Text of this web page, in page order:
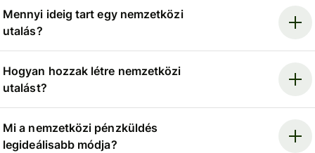
Mennyi ideig tart egy nemzetközi
utalás?
Hogyan hozzak létre nemzetközi
utalást?
Mi a nemzetközi pénzküldés
legideálisabb módja?